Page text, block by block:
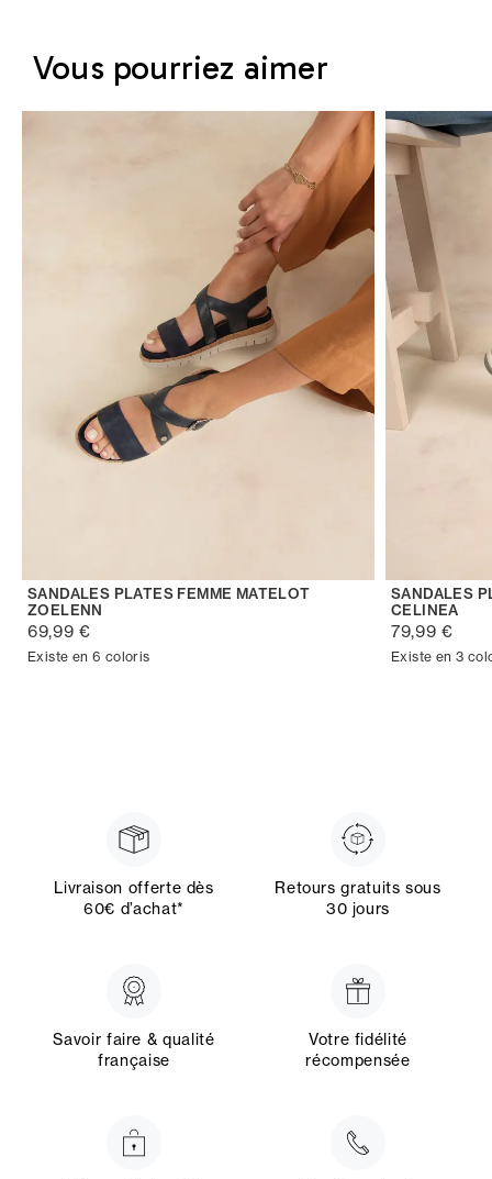
Vous pourriez aimer
SANDALES PLATES FEMME MATELOT
ZOELENN
69,99 €
Existe en 6 coloris
SANDALES
CELINEA
79,99 €
Existe en 3
Livraison offerte dès
60€ d’achat*
Retours gratuits sous
30 jours
Savoir faire & qualité
française
Votre fidélité
récompensée